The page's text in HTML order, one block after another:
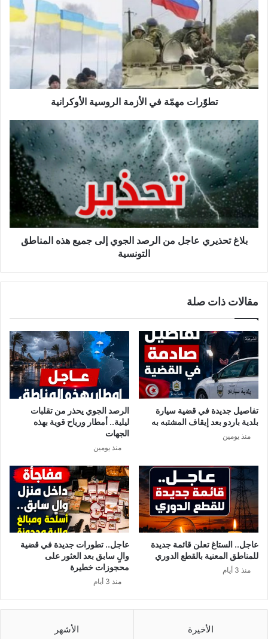
في
الأزمة
الروسية
الأوكرانية
تطوّرات مهمّة في الأزمة الروسية الأوكرانية
بلاغ
تحذيري
عاجل
من
الرصد
الجوي
إلى
جميع
هذه
المناطق
بلاغ تحذيري عاجل من الرصد الجوي إلى جميع هذه المناطق
التونسية
مقالات ذات صلة
تفاصيل جديدة في قضية سيارة
بلدية باردو بعد إيقاف المشتبه به
منذ يومين
الرصد الجوي يحذر من تقلبات
ليلية.. أمطار ورياح قوية بهذه
الجهات
منذ يومين
عاجل.. الستاغ تعلن قائمة جديدة
للمناطق المعنية بالقطع الدوري
منذ 3 أيام
عاجل.. تطورات جديدة في قضية
والٍ سابق بعد العثور على
محجوزات خطيرة
منذ 3 أيام
الأخيرة الأشهر